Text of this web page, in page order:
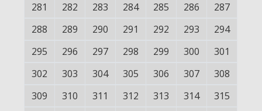
281
282 283 284 285 286
287
288
289 290 291 292 293
294
295
296 297 298 299 300
301
302
303 304 305 306 307
308
309
310 311 312 313 314
315